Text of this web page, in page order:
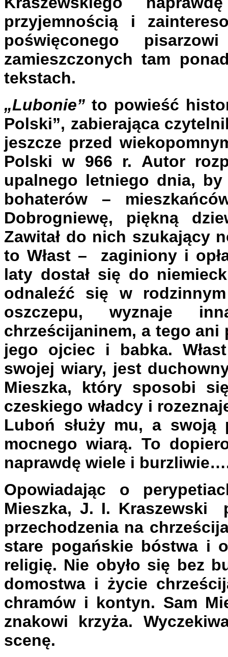
przyjemnością i
poświęconego
zamieszczonych tam
tekstach.
„Lubonie” to powieść
Polski”, zabierająca
jeszcze przed
Polski w 966 r. Autor
upalnego letniego dnia,
bohaterów –
Dobrogniewę, piękną
Zawitał do nich szukający
to Włast – zaginiony i
laty dostał się do
odnaleźć się w
oszczepu, wyznaje
chrześcijaninem, a tego ani
jego ojciec i babka.
swojej wiary, jest
Mieszka, który sposobi
czeskiego władcy i
Luboń służy mu, a swoją
mocnego wiarą. To
naprawdę wiele i
Opowiadając o
Mieszka, J. I. Kraszewski
przechodzenia na
stare pogańskie bóstwa i
religię. Nie obyło się bez
domostwa i życie
chramów i kontyn. Sam
znakowi krzyża.
scenę.